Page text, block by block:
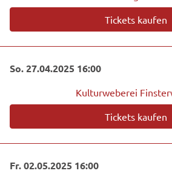
Tickets kaufen
So. 27.04.2025 16:00
Kulturweberei
Tickets kaufen
Fr. 02.05.2025 16:00